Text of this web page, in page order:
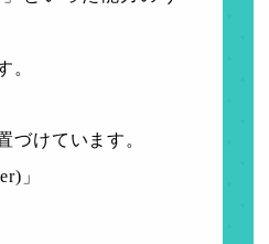
。
づけています。
」